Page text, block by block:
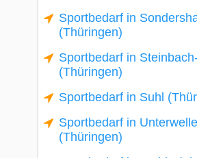
Sportbedarf in
(Thüringen)
Sportbedarf in
(Thüringen)
Sportbedarf in Suhl
Sportbedarf in
(Thüringen)